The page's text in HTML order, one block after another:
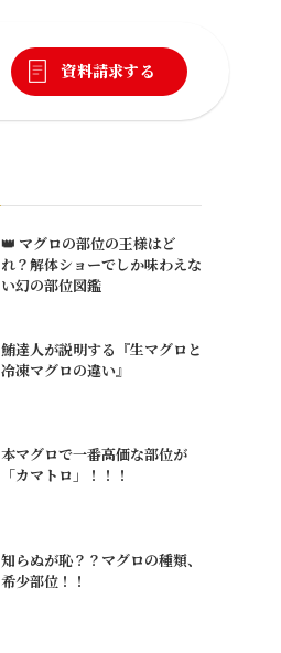
資料請求する
👑 マグロの部位の王様はど
れ？解体ショーでしか味わえな
い幻の部位図鑑
鮪達人が説明する『生マグロと
冷凍マグロの違い』
本マグロで一番高価な部位が
「カマトロ」！！！
知らぬが恥？？マグロの種類、
希少部位！！